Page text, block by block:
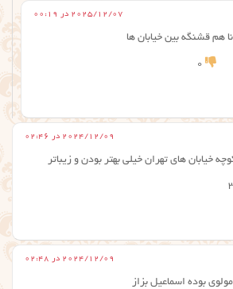
2025/12/07 در 00:19
هم قشنگه بین خیابان ها
0
2024/12/09 در 02:46
خیابان های تهران خیلی بهتر بودن و زیباتر
2024/12/09 در 02:48
بوده اسماعیل بزاز